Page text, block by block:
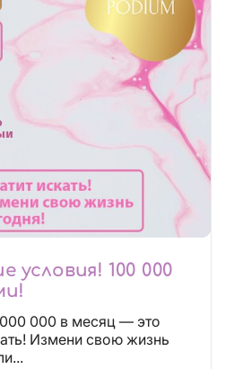
условия! 100 000
000 в месяц — это
Измени свою жизнь
- Эли...